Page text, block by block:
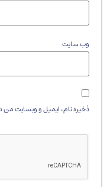
وب‌ سایت
ذخیره نام، ایمیل و وبسایت من در